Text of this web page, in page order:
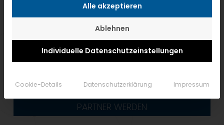
PARTNER WERDEN
Alle akzeptieren
Ablehnen
Individuelle Datenschutzeinstellungen
Cookie-Details Datenschutzerklärung Impressum